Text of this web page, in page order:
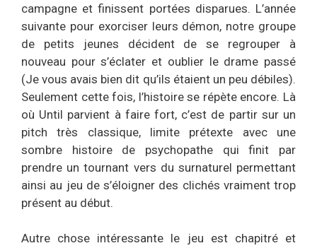
campagne et finissent portées disparues. L’année
suivante pour exorciser leurs démon, notre groupe
de petits jeunes décident de se regrouper à
nouveau pour s’éclater et oublier le drame passé
(Je vous avais bien dit qu’ils étaient un peu débiles).
Seulement cette fois, l’histoire se répète encore. Là
où Until parvient à faire fort, c’est de partir sur un
pitch très classique, limite prétexte avec une
sombre histoire de psychopathe qui finit par
prendre un tournant vers du surnaturel permettant
ainsi au jeu de s’éloigner des clichés vraiment trop
présent au début.
Autre chose intéressante le jeu est chapitré et